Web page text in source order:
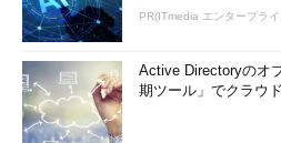
PR(ITmedia エンタープラ
Active Directoryのオ
期ツール」でクラウ